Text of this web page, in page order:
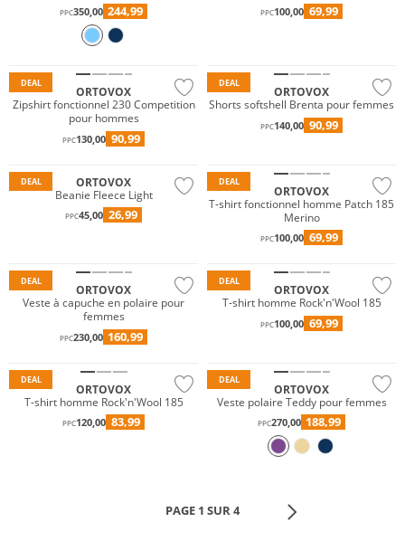
PPC350,00 244,99 PPC100,00 69,99
DEAL
ORTOVOX
Zipshirt fonctionnel 230 Competition
pour hommes
PPC130,00 90,99
DEAL
ORTOVOX
Shorts softshell Brenta pour femmes
PPC140,00 90,99
DEAL
ORTOVOX
Beanie Fleece Light
PPC45,00 26,99
DEAL
ORTOVOX
T-shirt fonctionnel homme Patch 185
Merino
PPC100,00 69,99
DEAL
ORTOVOX
Veste à capuche en polaire pour
femmes
PPC230,00 160,99
DEAL
ORTOVOX
T-shirt homme Rock'n'Wool 185
PPC100,00 69,99
DEAL
ORTOVOX
T-shirt homme Rock'n'Wool 185
PPC120,00 83,99
DEAL
ORTOVOX
Veste polaire Teddy pour femmes
PPC270,00 188,99
PAGE 1 SUR 4